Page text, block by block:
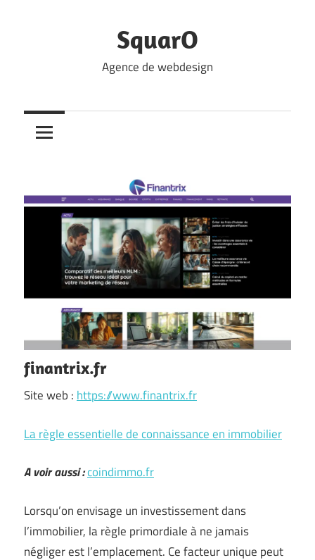
SquarO
Agence de webdesign
finantrix.fr
Site web : https://www.finantrix.fr
La règle essentielle de connaissance en immobilier
A voir aussi :coindimmo.fr
Lorsqu’on envisage un investissement dans
l’immobilier, la règle primordiale à ne jamais
négliger est l’emplacement. Ce facteur unique peut